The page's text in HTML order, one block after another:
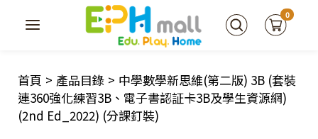
0
首頁 > 產品目錄 > 中學數學新思維(第二版) 3B (套裝
連360強化練習3B、電子書認証卡3B及學生資源網)
(2nd Ed_2022) (分課釘裝)